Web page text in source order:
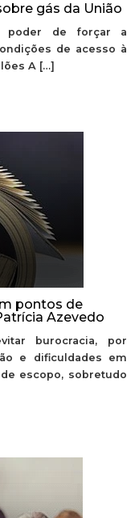
gás da União
poder de forçar a
de acesso à
A […]
pontos de
Azevedo
burocracia, por
e dificuldades em
escopo, sobretudo